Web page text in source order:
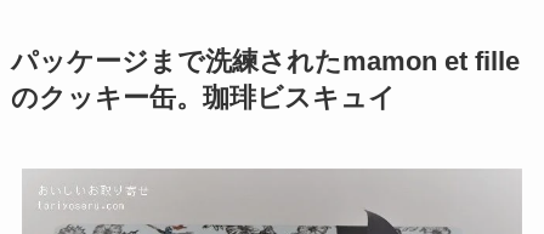
パッケージまで洗練されたmamon et fille
のクッキー缶。珈琲ビスキュイ